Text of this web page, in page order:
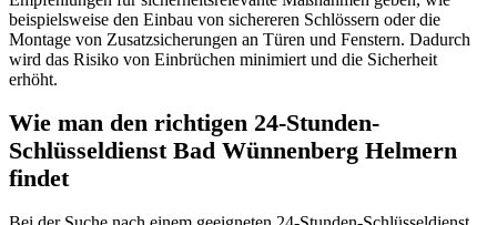
beispielsweise den Einbau von sichereren Schlössern oder die
Montage von Zusatzsicherungen an Türen und Fenstern.​ Dadurch
wird das Risiko von Einbrüchen minimiert und die Sicherheit
erhöht.​
Wie man den richtigen 24-Stunden-
Schlüsseldienst Bad Wünnenberg Helmern
findet